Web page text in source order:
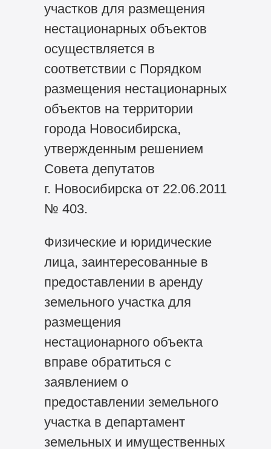
участков для размещения
нестационарных объектов
осуществляется в
соответствии с Порядком
размещения нестационарных
объектов на территории
города Новосибирска,
утвержденным решением
Совета депутатов
г. Новосибирска от 22.06.2011
№ 403.
Физические и юридические
лица, заинтересованные в
предоставлении в аренду
земельного участка для
размещения
нестационарного объекта
вправе обратиться с
заявлением о
предоставлении земельного
участка в департамент
земельных и имущественных